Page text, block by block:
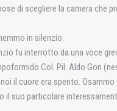
di scegliere la camera che
in silenzio.
fu interrotto da una voce
Col. Pil. Aldo Gon
il cuore era spento.
il suo particolare